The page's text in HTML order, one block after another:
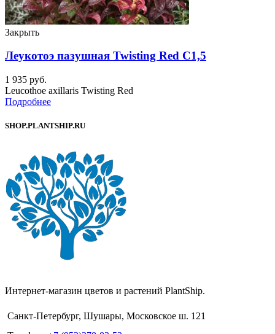
Закрыть
Леукотоэ пазушная Twisting Red C1,5
1 935 руб.
Leucothoe axillaris Twisting Red
Подробнее
SHOP.PLANTSHIP.RU
Интернет-магазин цветов и растений PlantShip.
Санкт-Петербург, Шушары, Московское ш. 121